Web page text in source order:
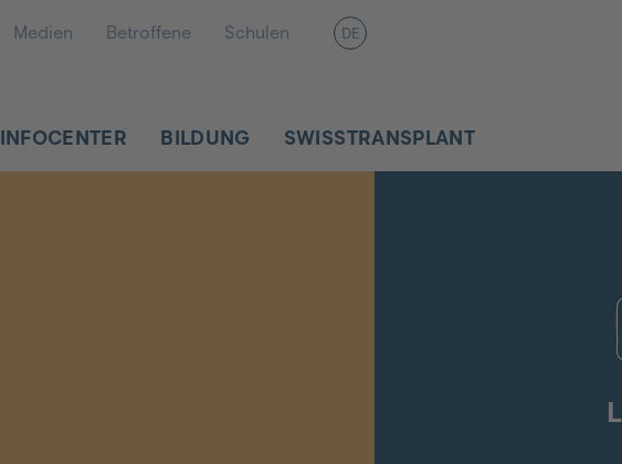
Medien Betroffene Schulen DE
INFOCENTER BILDUNG SWISSTRANSPLANT